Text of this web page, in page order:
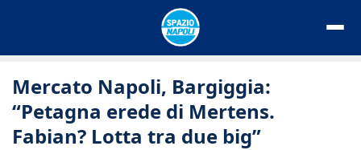
Mercato Napoli, Bargiggia:
“Petagna erede di Mertens.
Fabian? Lotta tra due big”